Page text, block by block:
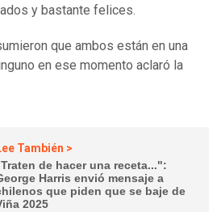
y bastante felices.
que ambos están en una
en ese momento aclaró la
También >
de hacer una receta...":
Harris envió mensaje a
que piden que se baje de
2025